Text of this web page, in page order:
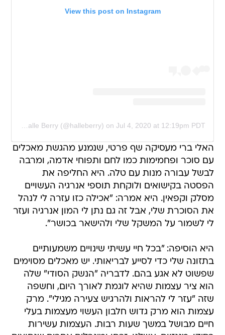
View this post on Instagram
on Jul 4, 2020 at 12:19pm PDT
האלי ברי מעסיקה שף פרטי, שנמנע מהגשת מאכלים
עם סוכר ופחמימות כמו לחם ותפוחי אדמה, ומרבה
לבשל עבורה מנות עם טלה. היא החליפה את
הפסטה בקישואים ולוקחת תוספי אנרגיה העשויים
מסלק וקפאין. היא אמרה: "אכילה כזו עזרה לי לנהל
את הסוכרת שלי, אבל זה גם נתן לי המון אנרגיה ועזר
לי לשמור על המשקל שלי ולהישאר בכושר".
היא הוסיפה: "בכל חיי עשיתי שינויים משמעותיים
בתזונה שלי כדי לסייע לבריאותי. יש מאכלים מסוימים
שפשוט לא אגע בהם. לדבריה "הנשק הסודי" שלה
הוא ציר עצמות שהיא לוגמת לאורך היום, וחשפה
שזה "עזר לי להראות ולהרגיש צעירה מגילי". מרק
עצמות הוא מרק גדוש חלבון העשוי מעצמות בעלי
חיים מבושל במשך שעות רבות. העצמות עשירות